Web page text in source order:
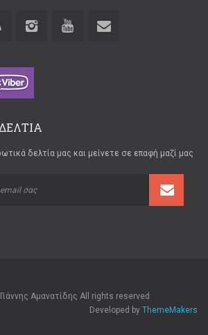
δελτία μας και μείνετε σε επαφή μαζί μας
Αμανατίδης All rights reserved
Developed by ThemeMakers